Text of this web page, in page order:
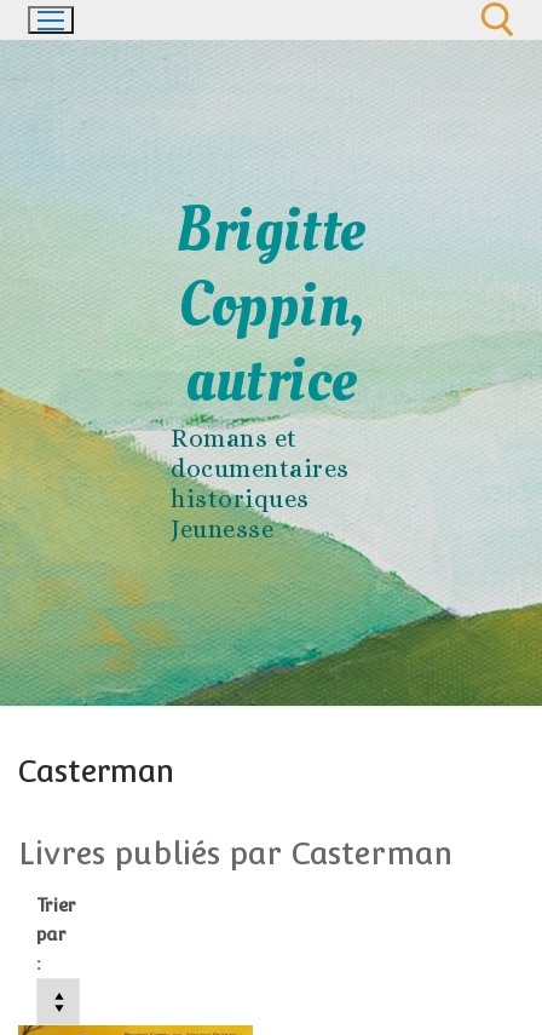
Aller
au
Brigitte
Coppin,
autrice
Romans et
documentaires
historiques
Jeunesse
Casterman
Livres publiés par Casterman
Trier
par
: